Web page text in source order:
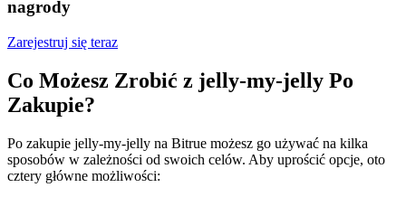
nagrody
Zarejestruj się teraz
Co Możesz Zrobić z jelly-my-jelly Po
Zakupie?
Po zakupie jelly-my-jelly na Bitrue możesz go używać na kilka
sposobów w zależności od swoich celów. Aby uprościć opcje, oto
cztery główne możliwości: